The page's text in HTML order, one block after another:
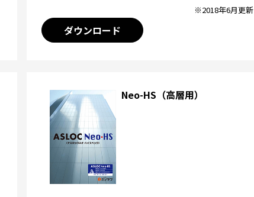
※2018年6月更新
ダウンロード
Neo-HS（高層用）